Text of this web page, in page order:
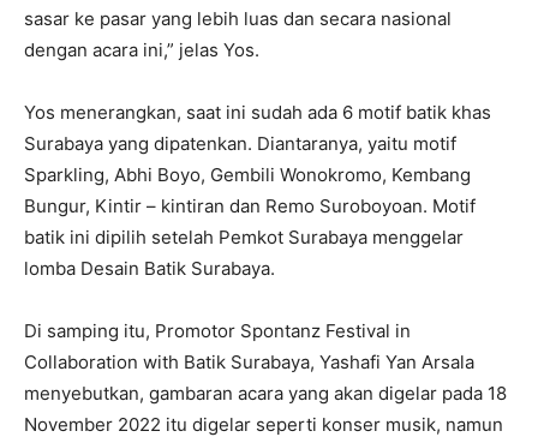
sasar ke pasar yang lebih luas dan secara nasional
dengan acara ini,” jelas Yos.
Yos menerangkan, saat ini sudah ada 6 motif batik khas
Surabaya yang dipatenkan. Diantaranya, yaitu motif
Sparkling, Abhi Boyo, Gembili Wonokromo, Kembang
Bungur, Kintir – kintiran dan Remo Suroboyoan. Motif
batik ini dipilih setelah Pemkot Surabaya menggelar
lomba Desain Batik Surabaya.
Di samping itu, Promotor Spontanz Festival in
Collaboration with Batik Surabaya, Yashafi Yan Arsala
menyebutkan, gambaran acara yang akan digelar pada 18
November 2022 itu digelar seperti konser musik, namun